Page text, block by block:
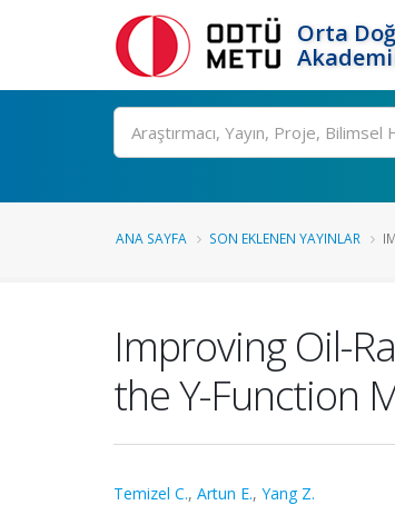
Orta
Ara
ANA SAYFA SON EKLENEN YAYINLAR
Improving Oil-
the Y-Function
Temizel C., Artun E., Yang Z.